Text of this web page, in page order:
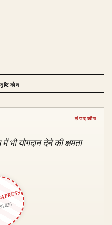
योगदान देने की क्षमता